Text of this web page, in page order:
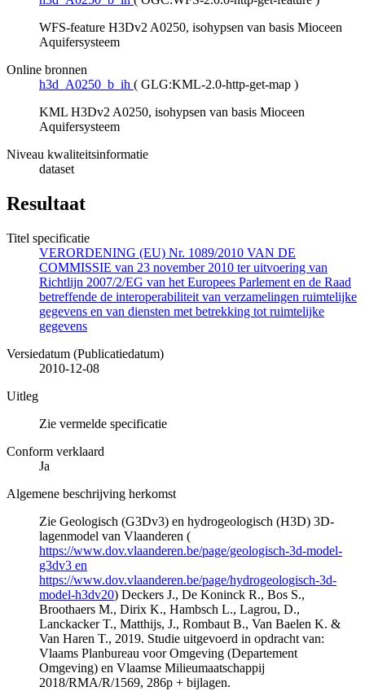
WFS-feature H3Dv2 A0250, isohypsen van basis Mioceen
Aquifersysteem
Online bronnen
h3d_A0250_b_ih ( GLG:KML-2.0-http-get-map )
KML H3Dv2 A0250, isohypsen van basis Mioceen
Aquifersysteem
Niveau kwaliteitsinformatie
dataset
Resultaat
Titel specificatie
VERORDENING (EU) Nr. 1089/2010 VAN DE
COMMISSIE van 23 november 2010 ter uitvoering van
Richtlijn 2007/2/EG van het Europees Parlement en de Raad
betreffende de interoperabiliteit van verzamelingen ruimtelijke
gegevens en van diensten met betrekking tot ruimtelijke
gegevens
Versiedatum (Publicatiedatum)
2010-12-08
Uitleg
Zie vermelde specificatie
Conform verklaard
Ja
Algemene beschrijving herkomst
Zie Geologisch (G3Dv3) en hydrogeologisch (H3D) 3D-
lagenmodel van Vlaanderen (
https://www.dov.vlaanderen.be/page/geologisch-3d-model-
g3dv3 en
https://www.dov.vlaanderen.be/page/hydrogeologisch-3d-
model-h3dv20) Deckers J., De Koninck R., Bos S.,
Broothaers M., Dirix K., Hambsch L., Lagrou, D.,
Lanckacker T., Matthijs, J., Rombaut B., Van Baelen K. &
Van Haren T., 2019. Studie uitgevoerd in opdracht van:
Vlaams Planbureau voor Omgeving (Departement
Omgeving) en Vlaamse Milieumaatschappij
2018/RMA/R/1569, 286p + bijlagen.